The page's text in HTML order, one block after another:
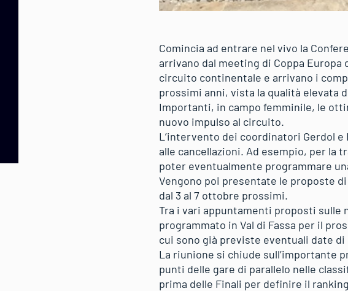
Comincia ad entrare nel vivo la
arrivano dal meeting di Coppa
circuito continentale e arrivano i
prossimi anni, vista la qualità elevata
Importanti, in campo femminile, le
nuovo impulso al circuito.
L’intervento dei coordinatori Gerdol
alle cancellazioni. Ad esempio, per la
poter eventualmente programmare
Vengono poi presentate le proposte
dal 3 al 7 ottobre prossimi.
Tra i vari appuntamenti proposti sulle
programmato in Val di Fassa per il
cui sono già previste eventuali date
La riunione si chiude sull’importante
punti delle gare di parallelo nelle
prima delle Finali per definire il